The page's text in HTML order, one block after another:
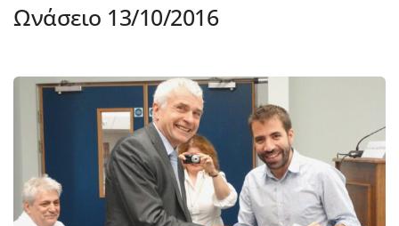
Ωνάσειο 13/10/2016